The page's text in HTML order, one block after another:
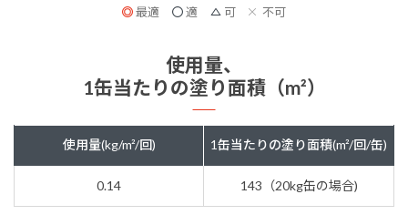
最適 適 可 不可
使用量、
1缶当たりの塗り面積（m²）
使用量(kg/m²/回) 1缶当たりの塗り面積(m²/回/缶)
0.14 143（20kg缶の場合)